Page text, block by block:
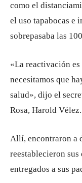
como el
el uso tapabocas e
sobrepasaba las
«La reactivación
necesitamos que
salud», dijo el
Rosa, Harold Vélez.
Allí, encontraron a
reestablecieron sus
entregados a sus